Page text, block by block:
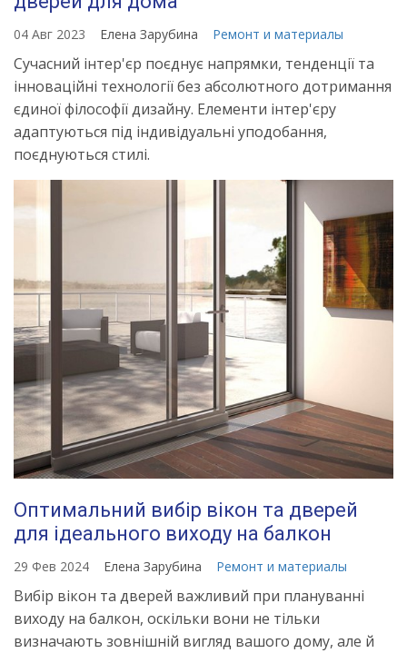
04 Авг 2023 Елена Зарубина Ремонт и материалы
Сучасний інтер'єр поєднує напрямки, тенденції та
інноваційні технології без абсолютного дотримання
єдиної філософії дизайну. Елементи інтер'єру
адаптуються під індивідуальні уподобання,
поєднуються стилі.
Оптимальний вибір вікон та дверей
для ідеального виходу на балкон
29 Фев 2024 Елена Зарубина Ремонт и материалы
Вибір вікон та дверей важливий при плануванні
виходу на балкон, оскільки вони не тільки
визначають зовнішній вигляд вашого дому, але й